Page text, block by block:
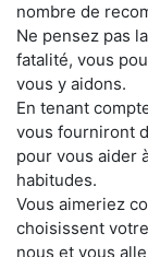
nombre de
Ne pensez pas
fatalité, vous
vous y aidons.
En tenant
vous fourniront
pour vous aider
habitudes.
Vous aimeriez
choisissent
nous et vous